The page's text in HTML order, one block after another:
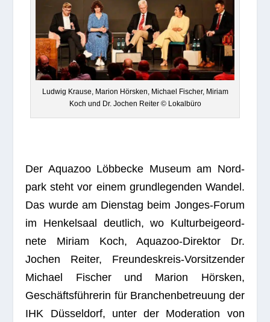
Lud­wig Krause, Marion Hörsken, Michael Fischer, Miriam
Koch und Dr. Jochen Rei­ter © Lokalbüro
Der Aqua­zoo Löbb­ecke Museum am Nord­
park steht vor einem grund­le­gen­den Wan­del.
Das wurde am Diens­tag beim Jon­ges-Forum
im Hen­kel­saal deut­lich, wo Kul­tur­bei­geord­
nete Miriam Koch, Aqua­zoo-Direk­tor Dr.
Jochen Rei­ter, Freun­des­kreis-Vor­sit­zen­der
Michael Fischer und Marion Hörsken,
Geschäfts­füh­re­rin für Bran­chen­be­treu­ung der
IHK Düs­sel­dorf, unter der Mode­ra­tion von